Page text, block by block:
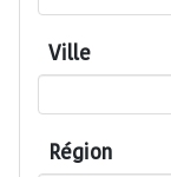
Ville
Région